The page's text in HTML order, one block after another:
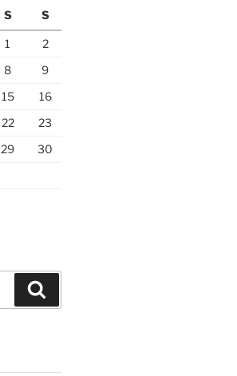
S S
1
2
8
9
15
16
22
23
29
30